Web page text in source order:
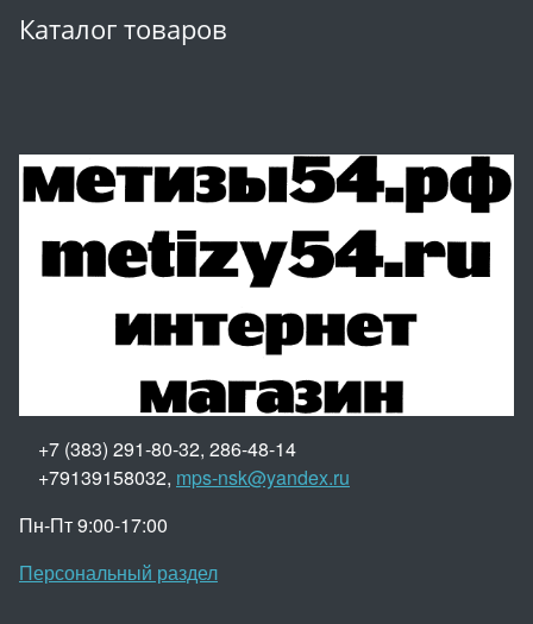
Каталог товаров
+7 (383) 291-80-32, 286-48-14
+79139158032, mps-nsk@yandex.ru
Пн-Пт 9:00-17:00
Персональный раздел